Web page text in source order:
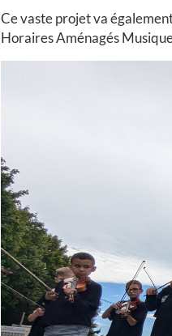
Ce vaste projet va
Horaires Aménagés